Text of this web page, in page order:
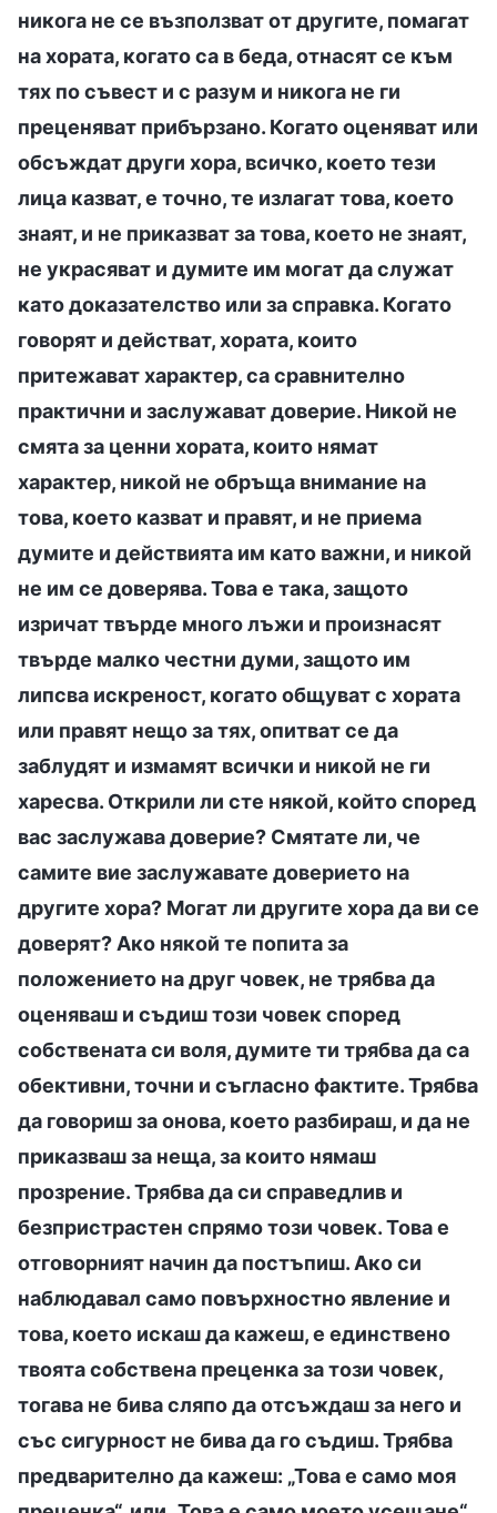
никога не се възползват от другите, помагат
на хората, когато са в беда, отнасят се към
тях по съвест и с разум и никога не ги
преценяват прибързано. Когато оценяват или
обсъждат други хора, всичко, което тези
лица казват, е точно, те излагат това, което
знаят, и не приказват за това, което не знаят,
не украсяват и думите им могат да служат
като доказателство или за справка. Когато
говорят и действат, хората, които
притежават характер, са сравнително
практични и заслужават доверие. Никой не
смята за ценни хората, които нямат
характер, никой не обръща внимание на
това, което казват и правят, и не приема
думите и действията им като важни, и никой
не им се доверява. Това е така, защото
изричат твърде много лъжи и произнасят
твърде малко честни думи, защото им
липсва искреност, когато общуват с хората
или правят нещо за тях, опитват се да
заблудят и измамят всички и никой не ги
харесва. Открили ли сте някой, който според
вас заслужава доверие? Смятате ли, че
самите вие заслужавате доверието на
другите хора? Могат ли другите хора да ви се
доверят? Ако някой те попита за
положението на друг човек, не трябва да
оценяваш и съдиш този човек според
собствената си воля, думите ти трябва да са
обективни, точни и съгласно фактите. Трябва
да говориш за онова, което разбираш, и да не
приказваш за неща, за които нямаш
прозрение. Трябва да си справедлив и
безпристрастен спрямо този човек. Това е
отговорният начин да постъпиш. Ако си
наблюдавал само повърхностно явление и
това, което искаш да кажеш, е единствено
твоята собствена преценка за този човек,
тогава не бива сляпо да отсъждаш за него и
със сигурност не бива да го съдиш. Трябва
предварително да кажеш: „Това е само моя